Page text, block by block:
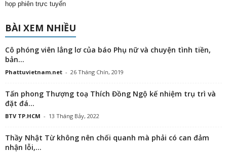
họp phiên trực tuyến
BÀI XEM NHIỀU
Cô phóng viên lẳng lơ của báo Phụ nữ và chuyện tình tiền,
bản...
Phattuvietnam.net - 26 Tháng Chín, 2019
Tấn phong Thượng toạ Thích Đồng Ngộ kế nhiệm trụ trì và
đặt đá...
BTV TP.HCM - 13 Tháng Bảy, 2022
Thầy Nhật Từ không nên chối quanh mà phải có can đảm
nhận lỗi,...